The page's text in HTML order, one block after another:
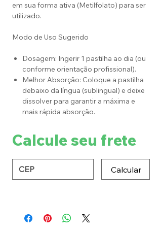
em sua forma ativa (Metilfolato) para ser
utilizado.
Modo de Uso Sugerido
Dosagem: Ingerir 1 pastilha ao dia (ou
conforme orientação profissional).
Melhor Absorção: Coloque a pastilha
debaixo da língua (sublingual) e deixe
dissolver para garantir a máxima e
mais rápida absorção.
Calcule seu frete
Calcular